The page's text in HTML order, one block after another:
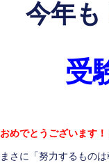
今年
受
おめでとうございます！
まさに「努力するもの